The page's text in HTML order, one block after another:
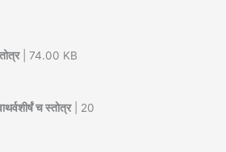
| 74.00 KB
च स्तोत्र| 20